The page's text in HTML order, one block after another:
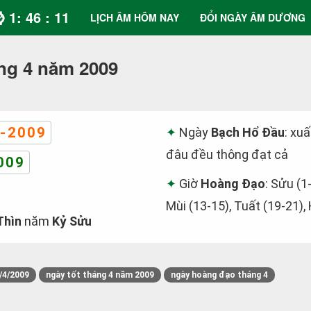
1: 46 : 12 LỊCH ÂM HÔM NAY ĐỔI NGÀY ÂM DƯƠNG
4 năm 2009
năm Kỷ Sửu
Ngày Bạch Hổ Đầu:
đâu đều thông đạt cả
Giờ Hoàng Đạo: Sửu
Mùi (13-15), Tuất (19-21),
4/2009 ngày tốt tháng 4 năm 2009 ngày hoàng đạo tháng 4